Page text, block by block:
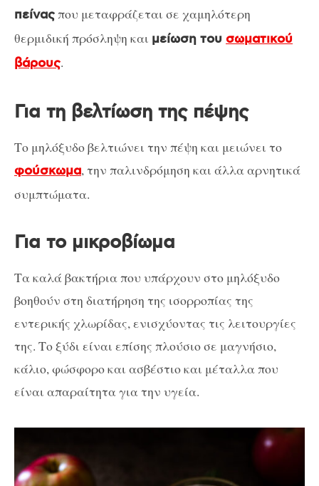
πείναςπου μεταφράζεται σε χαμηλότερη
θερμιδική πρόσληψη και μείωση του σωματικού
βάρους.
Για τη βελτίωση της πέψης
Το μηλόξυδο βελτιώνει την πέψη και μειώνει το
φούσκωμα, την παλινδρόμηση και άλλα αρνητικά
συμπτώματα.
Για το μικροβίωμα
Τα καλά βακτήρια που υπάρχουν στο μηλόξυδο
βοηθούν στη διατήρηση της ισορροπίας της
εντερικής χλωρίδας, ενισχύοντας τις λειτουργίες
της. Το ξύδι είναι επίσης πλούσιο σε μαγνήσιο,
κάλιο, φώσφορο και ασβέστιο και μέταλλα που
είναι απαραίτητα για την υγεία.